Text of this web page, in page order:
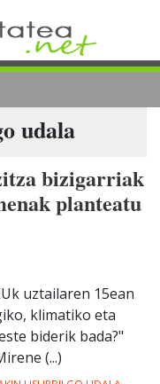
udala
bizigarriak
planteatu
uztailaren 15ean
klimatiko eta
biderik bada?"
(...)